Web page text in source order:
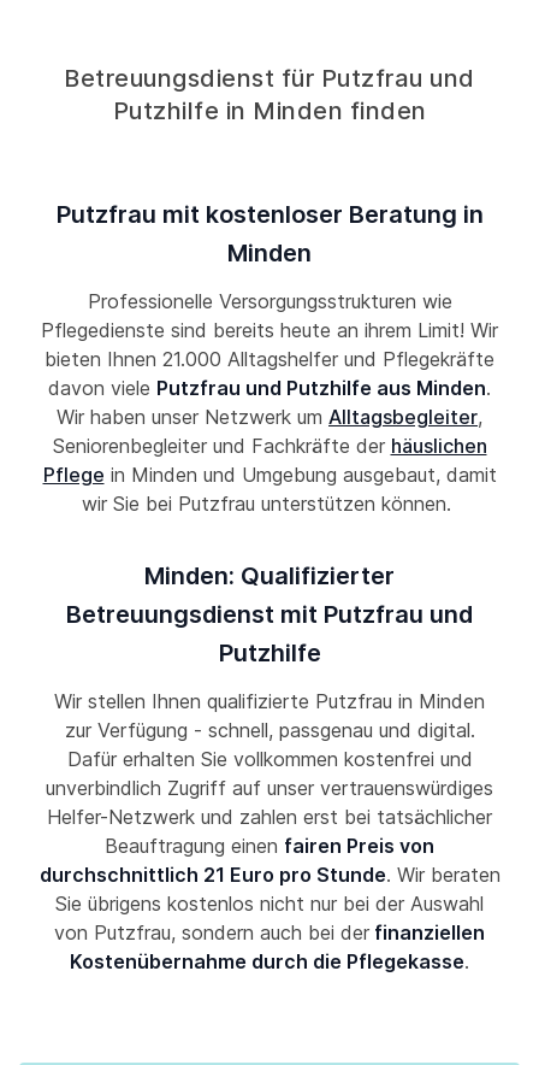
Betreuungsdienst für Putzfrau und
Putzhilfe in Minden finden
Putzfrau mit kostenloser Beratung in
Minden
Professionelle Versorgungsstrukturen wie
Pflegedienste sind bereits heute an ihrem Limit! Wir
bieten Ihnen 21.000 Alltagshelfer und Pflegekräfte
davon viele Putzfrau und Putzhilfe aus Minden.
Wir haben unser Netzwerk um Alltagsbegleiter,
Seniorenbegleiter und Fachkräfte der häuslichen
Pflege in Minden und Umgebung ausgebaut, damit
wir Sie bei Putzfrau unterstützen können.
Minden: Qualifizierter
Betreuungsdienst mit Putzfrau und
Putzhilfe
Wir stellen Ihnen qualifizierte Putzfrau in Minden
zur Verfügung - schnell, passgenau und digital.
Dafür erhalten Sie vollkommen kostenfrei und
unverbindlich Zugriff auf unser vertrauenswürdiges
Helfer-Netzwerk und zahlen erst bei tatsächlicher
Beauftragung einen fairen Preis von
durchschnittlich 21 Euro pro Stunde. Wir beraten
Sie übrigens kostenlos nicht nur bei der Auswahl
von Putzfrau, sondern auch bei der finanziellen
Kostenübernahme durch die Pflegekasse.